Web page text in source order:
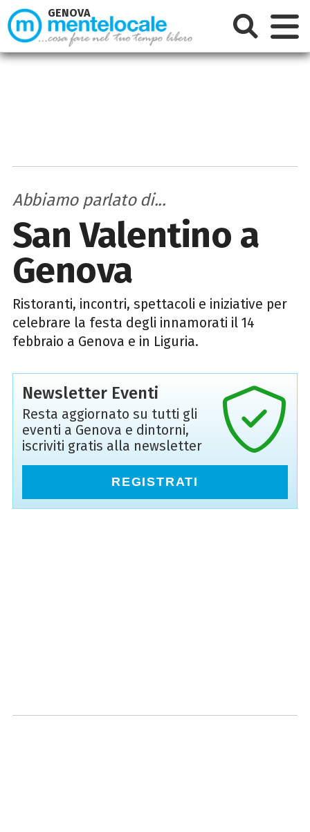
San Valentino a
Genova
Abbiamo parlato di...
Ristoranti, incontri, spettacoli e iniziative per
celebrare la festa degli innamorati il 14
febbraio a Genova e in Liguria.
Newsletter Eventi
Resta aggiornato su tutti gli
eventi a Genova e dintorni,
iscriviti gratis alla newsletter
REGISTRATI
GENOVA